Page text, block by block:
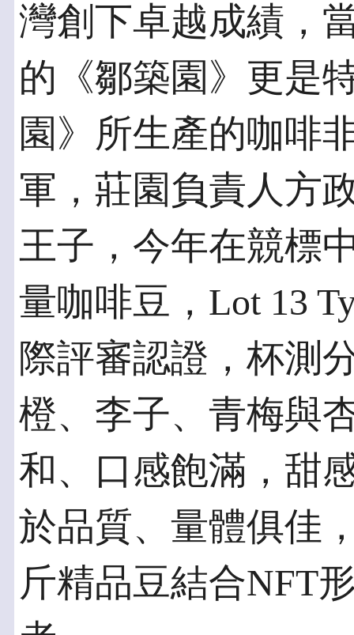
灣創下卓越成績，
的《鄒築園》更是
園》所生產的咖啡
軍，莊園負責人方
王子，今年在競標
量咖啡豆，Lot 13
際評審認證，杯測
橙、李子、青梅與
和、口感飽滿，甜
於品質、量體俱佳
斤精品豆結合NFT